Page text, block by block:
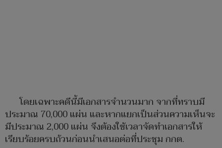
โดยเฉพาะคดีนี้มีเอกสารจำนวนมาก จากที่ทราบมี
ประมาณ 70,000 แผ่น และหากแยกเป็นส่วนความเห็นจะ
มีประมาณ 2,000 แผ่น จึงต้องใช้เวลาจัดทำเอกสารให้
เรียบร้อยครบถ้วนก่อนนำเสนอต่อที่ประชุม กกต.